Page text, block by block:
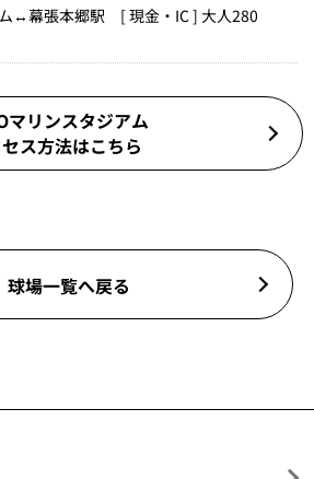
↔幕張本郷駅 [ 現金・IC ] 大人280
マリンスタジアム
ス方法はこちら
球場一覧へ戻る